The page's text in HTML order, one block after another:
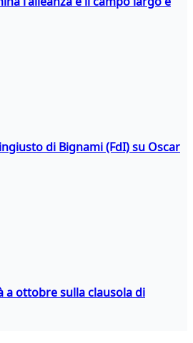
di Bignami (FdI) su Oscar
a ottobre sulla clausola di